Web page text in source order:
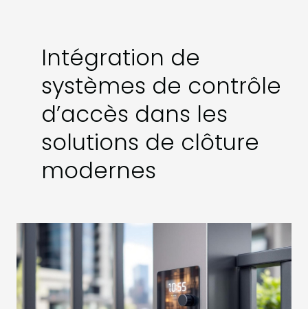
Intégration de
systèmes de contrôle
d’accès dans les
solutions de clôture
modernes